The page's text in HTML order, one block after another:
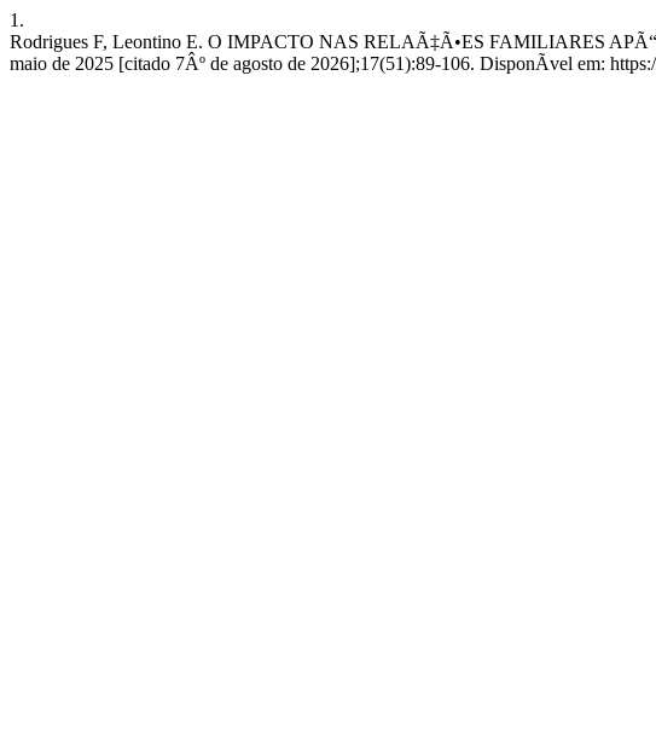
1.
Rodrigues F, Leontino E. O IMPACTO NAS RELAÃ‡Ã•ES FAMILIARES
maio de 2025 [citado 7Âº de agosto de 2026];17(51):89-106. DisponÃ­vel em: